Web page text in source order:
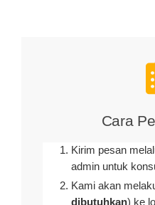
Cara
Kirim pesan
admin untuk
Kami akan
dibutuhkan) ke